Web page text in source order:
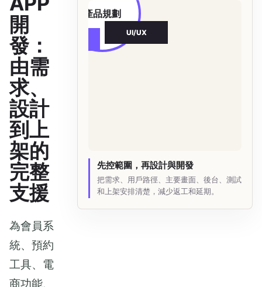
開
發：
由需
求、
設計
到上
架的
完整
支援
為會員系
統、預約
工具、電
商功能、
產品規劃
UI/UX
先控範圍，再設計與開發
把需求、用戶路徑、主要畫面、後台、測試
和上架安排清楚，減少返工和延期。